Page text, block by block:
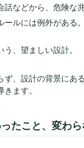
話などから、危険な
ールには例外がある
、望ましい設計。
、設計の背景にあ
ます。
たこと、変わ